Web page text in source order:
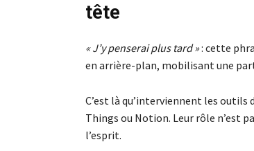
tête
« J’y penserai plus tard »: cette
en arrière-plan, mobilisant une
C’est là qu’interviennent les
Things ou Notion. Leur rôle n’est
l’esprit.